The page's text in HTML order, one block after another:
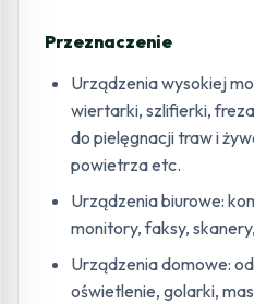
Przeznaczenie
Urządzenia wysokiej
wiertarki, szlifierki,
do pielęgnacji traw i
powietrza etc.
Urządzenia biurowe:
monitory, faksy,
Urządzenia domowe:
oświetlenie, golarki,